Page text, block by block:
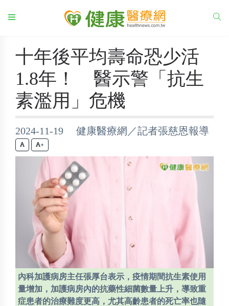
十年後平均壽命恐少活
1.8年！ 醫示警「抗生
素濫用」危機
2024-11-19 健康醫療網／記者張慈恩報導
+
內科加護病房主任張厚台表示，疫情期間抗生素使用
量增加，加護病房內的抗藥性細菌數量上升，導致重
症患者的治療難度更高，尤其高齡患者的死亡率也隨